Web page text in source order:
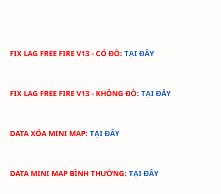
FIX LAG FREE FIRE V13 - CÓ ĐỒ: TẠI ĐÂY
FIX LAG FREE FIRE V13 - KHÔNG ĐỒ: TẠI ĐÂY
DATA XÓA MINI MAP: TẠI ĐÂY
DATA MINI MAP BÌNH THƯỜNG: TẠI ĐÂY